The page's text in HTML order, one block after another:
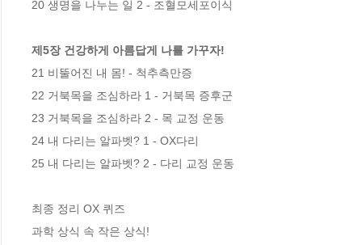
20 생명을 나누는 일 2 - 조혈모세포이식
제5장 건강하게 아름답게 나를 가꾸자!
21 비뚤어진 내 몸! - 척추측만증
22 거북목을 조심하라 1 - 거북목 증후군
23 거북목을 조심하라 2 - 목 교정 운동
24 내 다리는 알파벳? 1 - OX다리
25 내 다리는 알파벳? 2 - 다리 교정 운동
최종 정리 OX 퀴즈
과학 상식 속 작은 상식!